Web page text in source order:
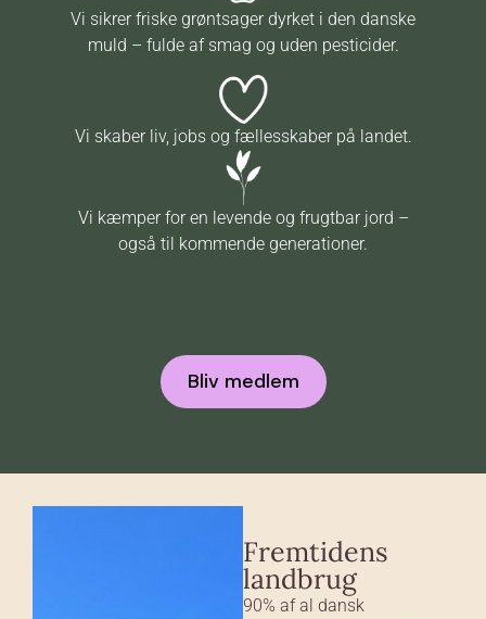
Vi sikrer friske grøntsager dyrket i den danske
muld – fulde af smag og uden pesticider.
Vi skaber liv, jobs og fællesskaber på landet.
Vi kæmper for en levende og frugtbar jord –
også til kommende generationer.
Bliv medlem
Fremtidens
landbrug
90% af al dansk